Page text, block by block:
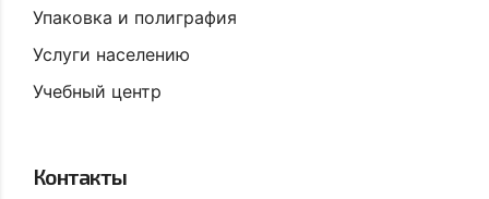
Упаковка и полиграфия
Услуги населению
Учебный центр
Контакты